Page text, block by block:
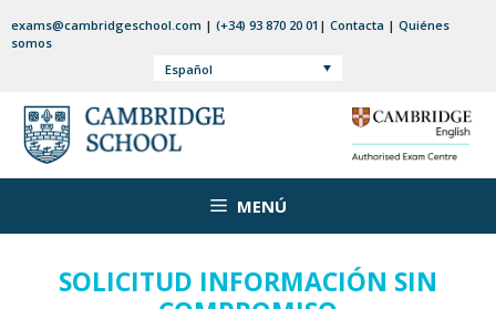
al
exams@cambridgeschool.com | (+34) 93 870 20 01 | Contacta | Quiénes
somos
Español
MENÚ
SOLICITUD INFORMACIÓN SIN